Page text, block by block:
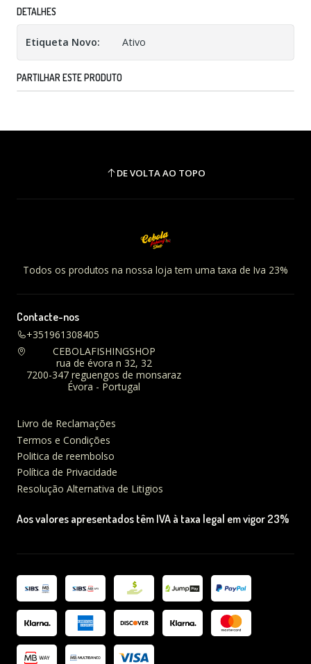
DETALHES
Etiqueta Novo: Ativo
PARTILHAR ESTE PRODUTO
DE VOLTA AO TOPO
Todos os produtos na nossa loja tem uma taxa de Iva 23%
Contacte-nos
+351961308405
CEBOLAFISHINGSHOP
rua de évora n 32, 32
7200-347 reguengos de monsaraz
Évora - Portugal
Livro de Reclamações
Termos e Condições
Politica de reembolso
Política de Privacidade
Resolução Alternativa de Litigios
Aos valores apresentados têm IVA à taxa legal em vigor 23%